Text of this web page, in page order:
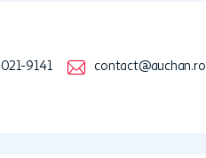
021-9141 contact@auchan.ro